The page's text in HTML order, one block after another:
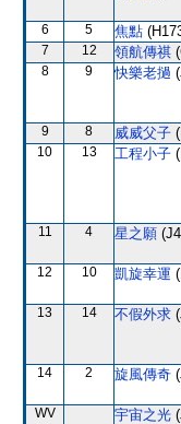
6 5 焦點
7 12 領航傳祺
8 9 快樂老撾
9 8 威威父子
10 13 工程小子
11 4 星之願
12 10 凱旋幸運
13 14 不假外求
14 2 旋風傳奇
WV 宇宙之光